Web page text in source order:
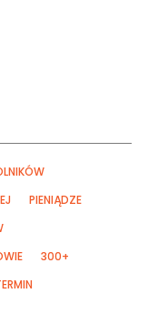
PIENIĄDZE
300+